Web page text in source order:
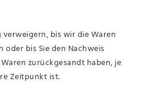
bis wir die Waren
bis Sie den Nachweis
zurückgesandt haben, je
Zeitpunkt ist.